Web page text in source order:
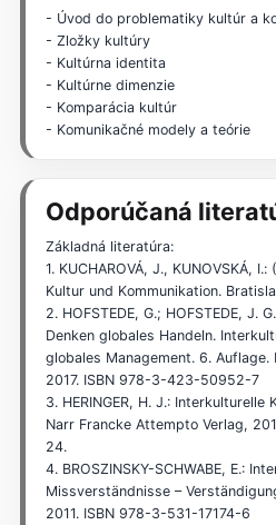
- Úvod do problematiky kultúr a
- Zložky kultúry
- Kultúrna identita
- Kultúrne dimenzie
- Komparácia kultúr
- Komunikačné modely a teórie
Odporúčaná
Základná literatúra:
1. KUCHAROVÁ, J., KUNOVSKÁ,
Kultur und Kommunikation.
2. HOFSTEDE, G.; HOFSTEDE, J.
Denken globales Handeln.
globales Management. 6. Auflage.
2017. ISBN 978-3-423-50952-7
3. HERINGER, H. J.: Interkulturelle
Narr Francke Attempto Verlag,
24.
4. BROSZINSKY-SCHWABE, E.:
Missverständnisse –
2011. ISBN 978-3-531-17174-6